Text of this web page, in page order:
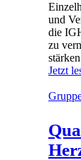
und
die
zu
Jetzt